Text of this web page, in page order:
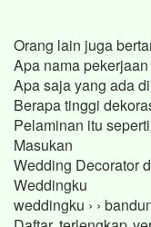
Orang lain juga
Apa nama
Apa saja yang ada
Berapa tinggi
Pelaminan itu
Masukan
Wedding Decorator
Weddingku
weddingku › ›